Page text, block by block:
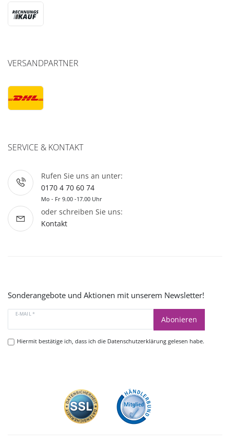
VERSANDPARTNER
SERVICE & KONTAKT
Rufen Sie uns an unter:
0170 4 70 60 74
Mo - Fr 9.00 -17.00 Uhr
oder schreiben Sie uns:
Kontakt
Sonderangebote und Aktionen mit unserem Newsletter!
E-MAIL *
Abonieren
Hiermit bestätige ich, dass ich die Datenschutzerklärunggelesen habe.